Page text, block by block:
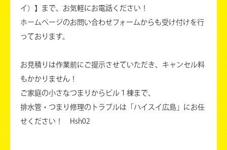
イ）】まで、お気軽にお電話ください！
ホームページのお問い合わせフォームからも受け付けを行
っております。
お見積りは作業前にご提示させていただき、キャンセル料
もかかりません！
ご家庭の小さなつまりからビル１棟まで、
排水管・つまり修理のトラブルは「ハイスイ広島」にお任
せください！ Hsh02